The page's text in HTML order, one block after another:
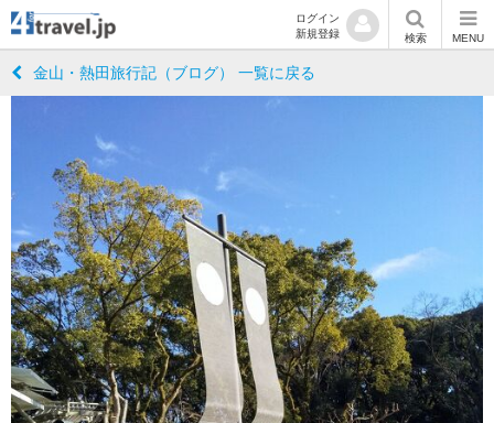
ログイン
新規登録
検索 MENU
金山・熱田旅行記（ブログ） 一覧に戻る